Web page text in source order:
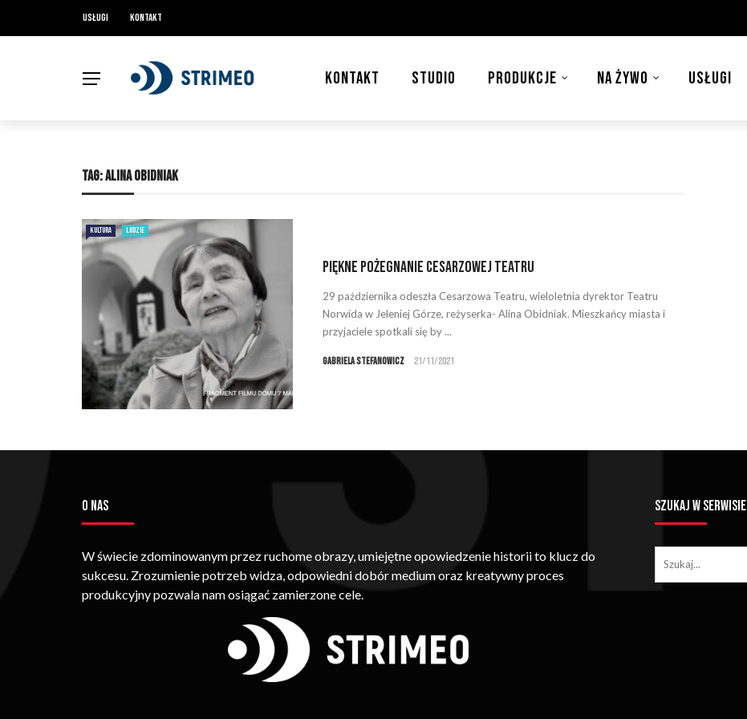
Usługi Kontakt
KONTAKT STUDIO PRODUKCJE NA ŻYWO USŁUGI
TAG:ALINA OBIDNIAK
KULTURA LUDZIE
Piękne pożegnanie Cesarzowej Teatru
29 października odeszła Cesarzowa Teatru, wieloletnia dyrektor Teatru
Norwida w Jeleniej Górze, reżyserka- Alina Obidniak. Mieszkańcy miasta i
przyjaciele spotkali się by ...
Gabriela Stefanowicz 21/11/2021
O NAS
W świecie zdominowanym przez ruchome obrazy, umiejętne opowiedzenie historii to klucz do
sukcesu. Zrozumienie potrzeb widza, odpowiedni dobór medium oraz kreatywny proces
produkcyjny pozwala nam osiągać zamierzone cele.
SZUKAJ W SERWISIE